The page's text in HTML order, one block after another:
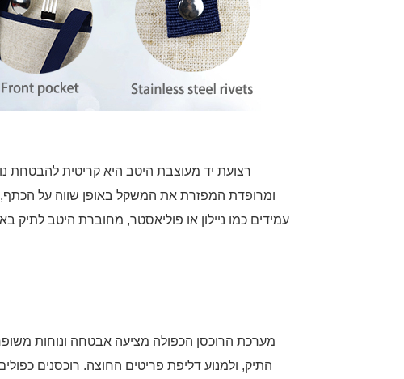
רצועת יד מעוצבת היטב היא קריטית להבטחת
ומרופדת המפזרת את המשקל באופן שווה על הכתף,
עמידים כמו ניילון או פוליאסטר, מחוברת היטב
מערכת הרוכסן הכפולה מציעה אבטחה ונוחות
התיק, ולמנוע דליפת פריטים החוצה. רוכסנים